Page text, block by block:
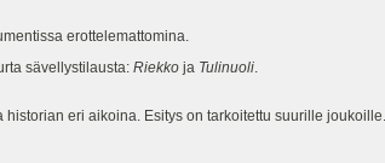
erottelemattomina.
sävellystilausta: Riekko ja Tulinuoli.
eri aikoina. Esitys on tarkoitettu suurille